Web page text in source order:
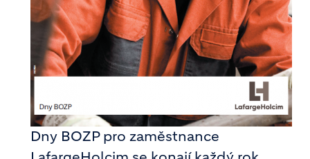
Dny BOZP pro zaměstnance